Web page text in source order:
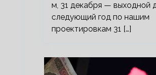
м, 31 декабря — выходной
следующий год по нашим
проектировкам 31 […]